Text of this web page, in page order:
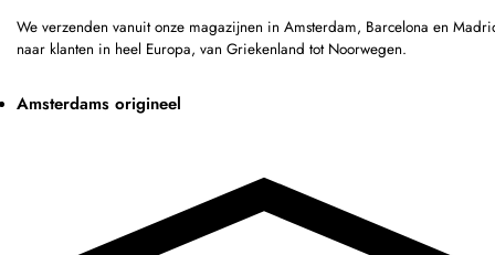
We verzenden vanuit onze magazijnen in Amsterdam, Barcelona en
naar klanten in heel Europa, van Griekenland tot Noorwegen.
Amsterdams origineel